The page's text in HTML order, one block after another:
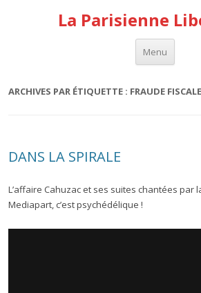
La Parisienne
Menu
Aller
ARCHIVES PAR ÉTIQUETTE : FRAUDE FISCALE
DANS LA SPIRALE
L’affaire Cahuzac et ses suites chantées par
Mediapart, c’est psychédélique !